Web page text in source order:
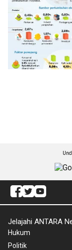
Jelajahi ANTARA
Hukum
Politik